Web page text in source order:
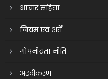
आचार संहिता
नियम एवं शर्तें
गोपनीयता नीति
अस्वीकरण